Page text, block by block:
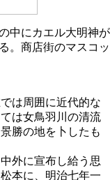
中にカエル大明神が
。商店街のマスコッ
は周囲に近代的な
は女鳥羽川の清流
勝の地を卜したも
外に宣布し給う思
本に、明治七年一